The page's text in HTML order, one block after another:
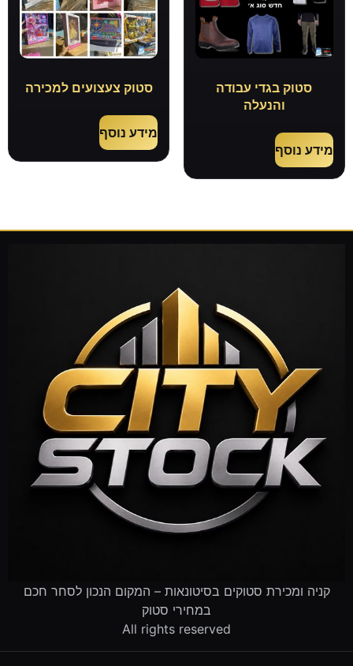
סטוק בגדי עבודה
והנעלה
מידע נוסף
סטוק צעצועים למכירה
מידע נוסף
קניה ומכירת סטוקים בסיטונאות – המקום הנכון לסחר חכם
במחירי סטוק
All rights reserved